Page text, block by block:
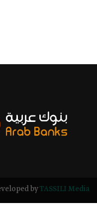
byTASSILI Media